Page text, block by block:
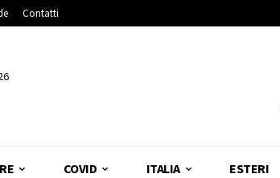
Contatti
COVID ITALIA ESTERI